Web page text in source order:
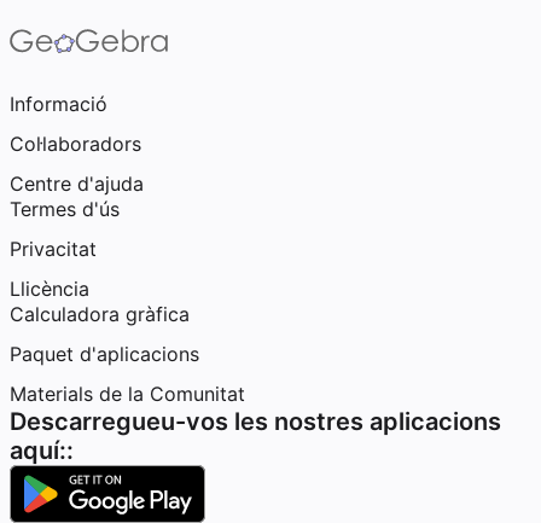
Informació
Col·laboradors
Centre d'ajuda
Termes d'ús
Privacitat
Llicència
Calculadora gràfica
Paquet d'aplicacions
Materials de la Comunitat
Descarregueu-vos les nostres aplicacions
aquí::